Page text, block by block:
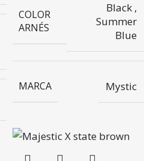
COLOR
ARNÉS
Black ,
Summer
Blue
MARCA Mystic